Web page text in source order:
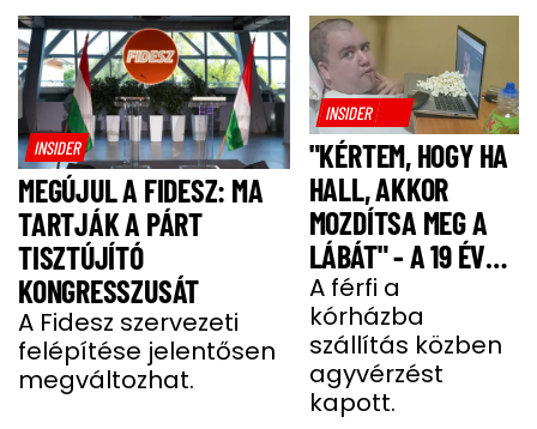
INSIDER
MEGÚJUL A FIDESZ: MA
TARTJÁK A PÁRT
TISZTÚJÍTÓ
KONGRESSZUSÁT
A Fidesz szervezeti
felépítése jelentősen
megváltozhat.
INSIDER
"KÉRTEM, HOGY HA
HALL, AKKOR
MOZDÍTSA MEG A
LÁBÁT" - A 19 ÉVES
BENCE HÓNAPOKIG
KÓMÁBAN FEKÜDT
A BALESETE UTÁN
A férfi a
kórházba
szállítás közben
agyvérzést
kapott.